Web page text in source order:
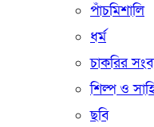
পাঁচমিশালি
ধর্ম
চাকরির
শিল্প ও
ছবি